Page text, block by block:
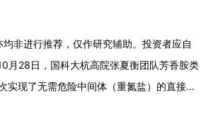
非进行推荐，仅作研究辅助。投资者应自
月28日，国科大杭高院张夏衡团队芳香胺类
现了无需危险中间体（重氮盐）的直接脱
◇芳香胺：一般为高沸点液体或低熔点固